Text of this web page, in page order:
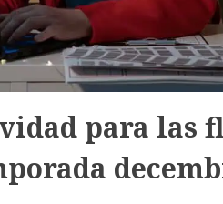
para las